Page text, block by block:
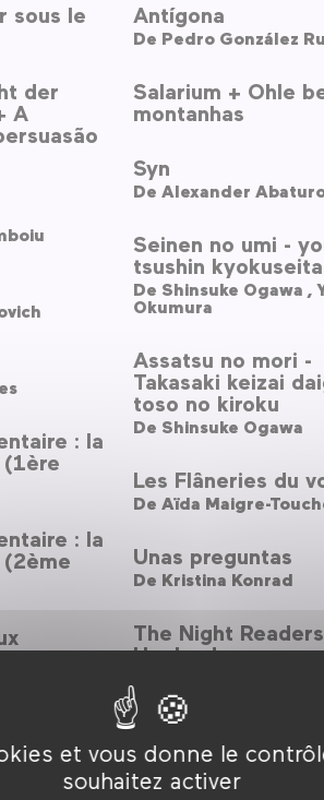
et vous donne le
souhaitez activer
sous le
der
A
: la
(1ère
: la
Antígona
De Pedro González
Salarium + Ohle
montanhas
Syn
De Alexander
Seinen no umi -
tsushin
De Shinsuke Ogawa ,
Okumura
Assatsu no mori -
Takasaki keizai
toso no kiroku
De Shinsuke Ogawa
Les Flâneries du
De Aïda Maigre-
Unas preguntas
De Kristina Konrad
The Night
Uppland
Kinshasa Makambo
De
Chile, memoria